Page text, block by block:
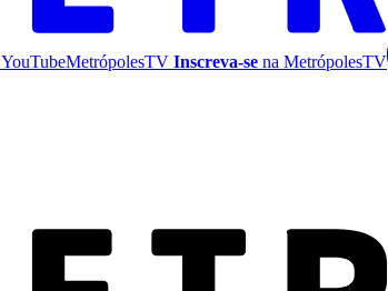
YouTubeMetrópolesTV Inscreva-se na MetrópolesTV